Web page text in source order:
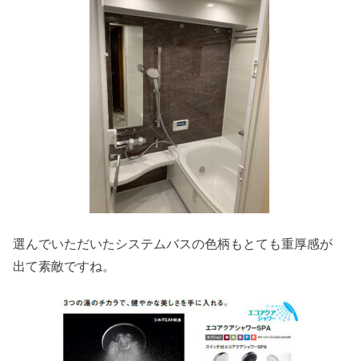
選んでいただいたシステムバスの色柄もとても重厚感が
出て素敵ですね。